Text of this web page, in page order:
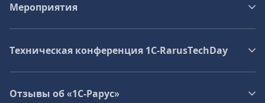
Мероприятия
Техническая конференция 1C‑RarusTechDay
Отзывы об «1С-Рарус»